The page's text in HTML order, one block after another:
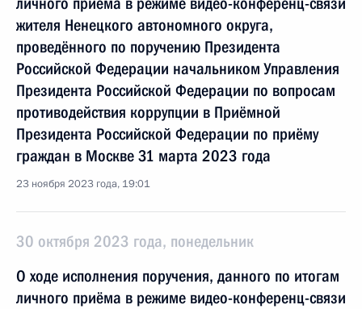
жителя Ненецкого автономного округа,
проведённого по поручению Президента
Российской Федерации начальником Управления
Президента Российской Федерации по вопросам
противодействия коррупции в Приёмной
Президента Российской Федерации по приёму
граждан в Москве 31 марта 2023 года
23 ноября 2023 года, 19:01
30 октября 2023 года, понедельник
О ходе исполнения поручения, данного по итогам
личного приёма в режиме видео-конференц-связи